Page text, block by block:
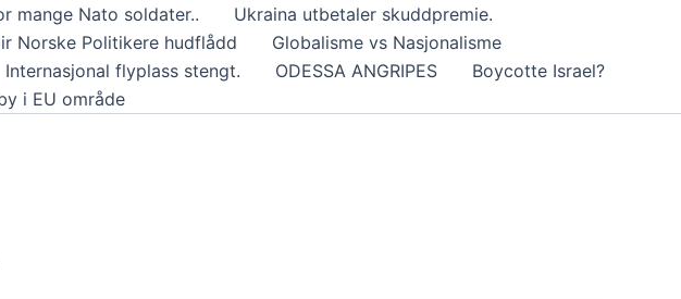
mange Nato soldater..
Ukraina utbetaler skuddpremie.
Norske Politikere hudflådd
Globalisme vs Nasjonalisme
Internasjonal flyplass stengt. ODESSA ANGRIPES
Boycotte Israel?
i EU område